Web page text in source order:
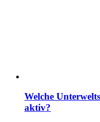
Welche
aktiv?